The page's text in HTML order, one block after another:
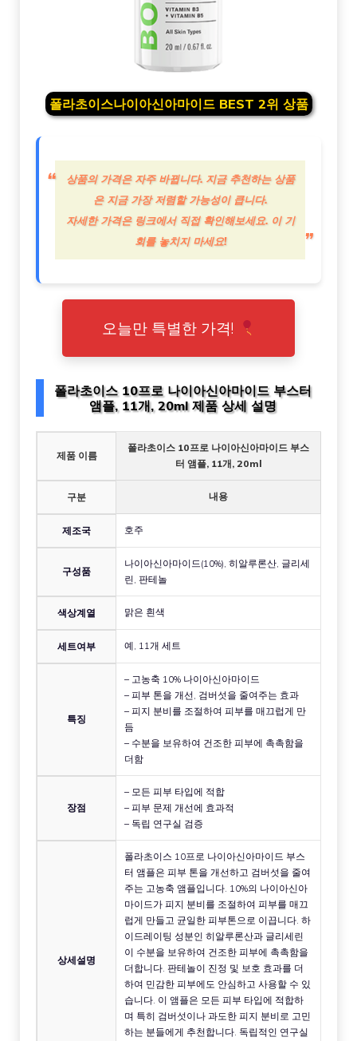
폴라초이스나이아신아마이드 BEST 2위 상품
상품의 가격은 자주 바뀝니다. 지금 추천하는 상품
은 지금 가장 저렴할 가능성이 큽니다.
자세한 가격은 링크에서 직접 확인해보세요. 이 기
회를 놓치지 마세요!
오늘만 특별한 가격!
폴라초이스 10프로 나이아신아마이드 부스터
앰플, 11개, 20ml 제품 상세 설명
제품 이름
폴라초이스 10프로 나이아신아마이드 부스
터 앰플, 11개, 20ml
구분 내용
제조국 호주
구성품
나이아신아마이드(10%), 히알루론산, 글리세
린, 판테놀
색상계열 맑은 흰색
세트여부 예, 11개 세트
특징
– 고농축 10% 나이아신아마이드
– 피부 톤을 개선, 검버섯을 줄여주는 효과
– 피지 분비를 조절하여 피부를 매끄럽게 만
듬
– 수분을 보유하여 건조한 피부에 촉촉함을
더함
장점
– 모든 피부 타입에 적합
– 피부 문제 개선에 효과적
– 독립 연구실 검증
상세설명
폴라초이스 10프로 나이아신아마이드 부스
터 앰플은 피부 톤을 개선하고 검버섯을 줄여
주는 고농축 앰플입니다. 10%의 나이아신아
마이드가 피지 분비를 조절하여 피부를 매끄
럽게 만들고 균일한 피부톤으로 이끕니다. 하
이드레이팅 성분인 히알루론산과 글리세린
이 수분을 보유하여 건조한 피부에 촉촉함을
더합니다. 판테놀이 진정 및 보호 효과를 더
하여 민감한 피부에도 안심하고 사용할 수 있
습니다. 이 앰플은 모든 피부 타입에 적합하
며 특히 검버섯이나 과도한 피지 분비로 고민
하는 분들에게 추천합니다. 독립적인 연구실